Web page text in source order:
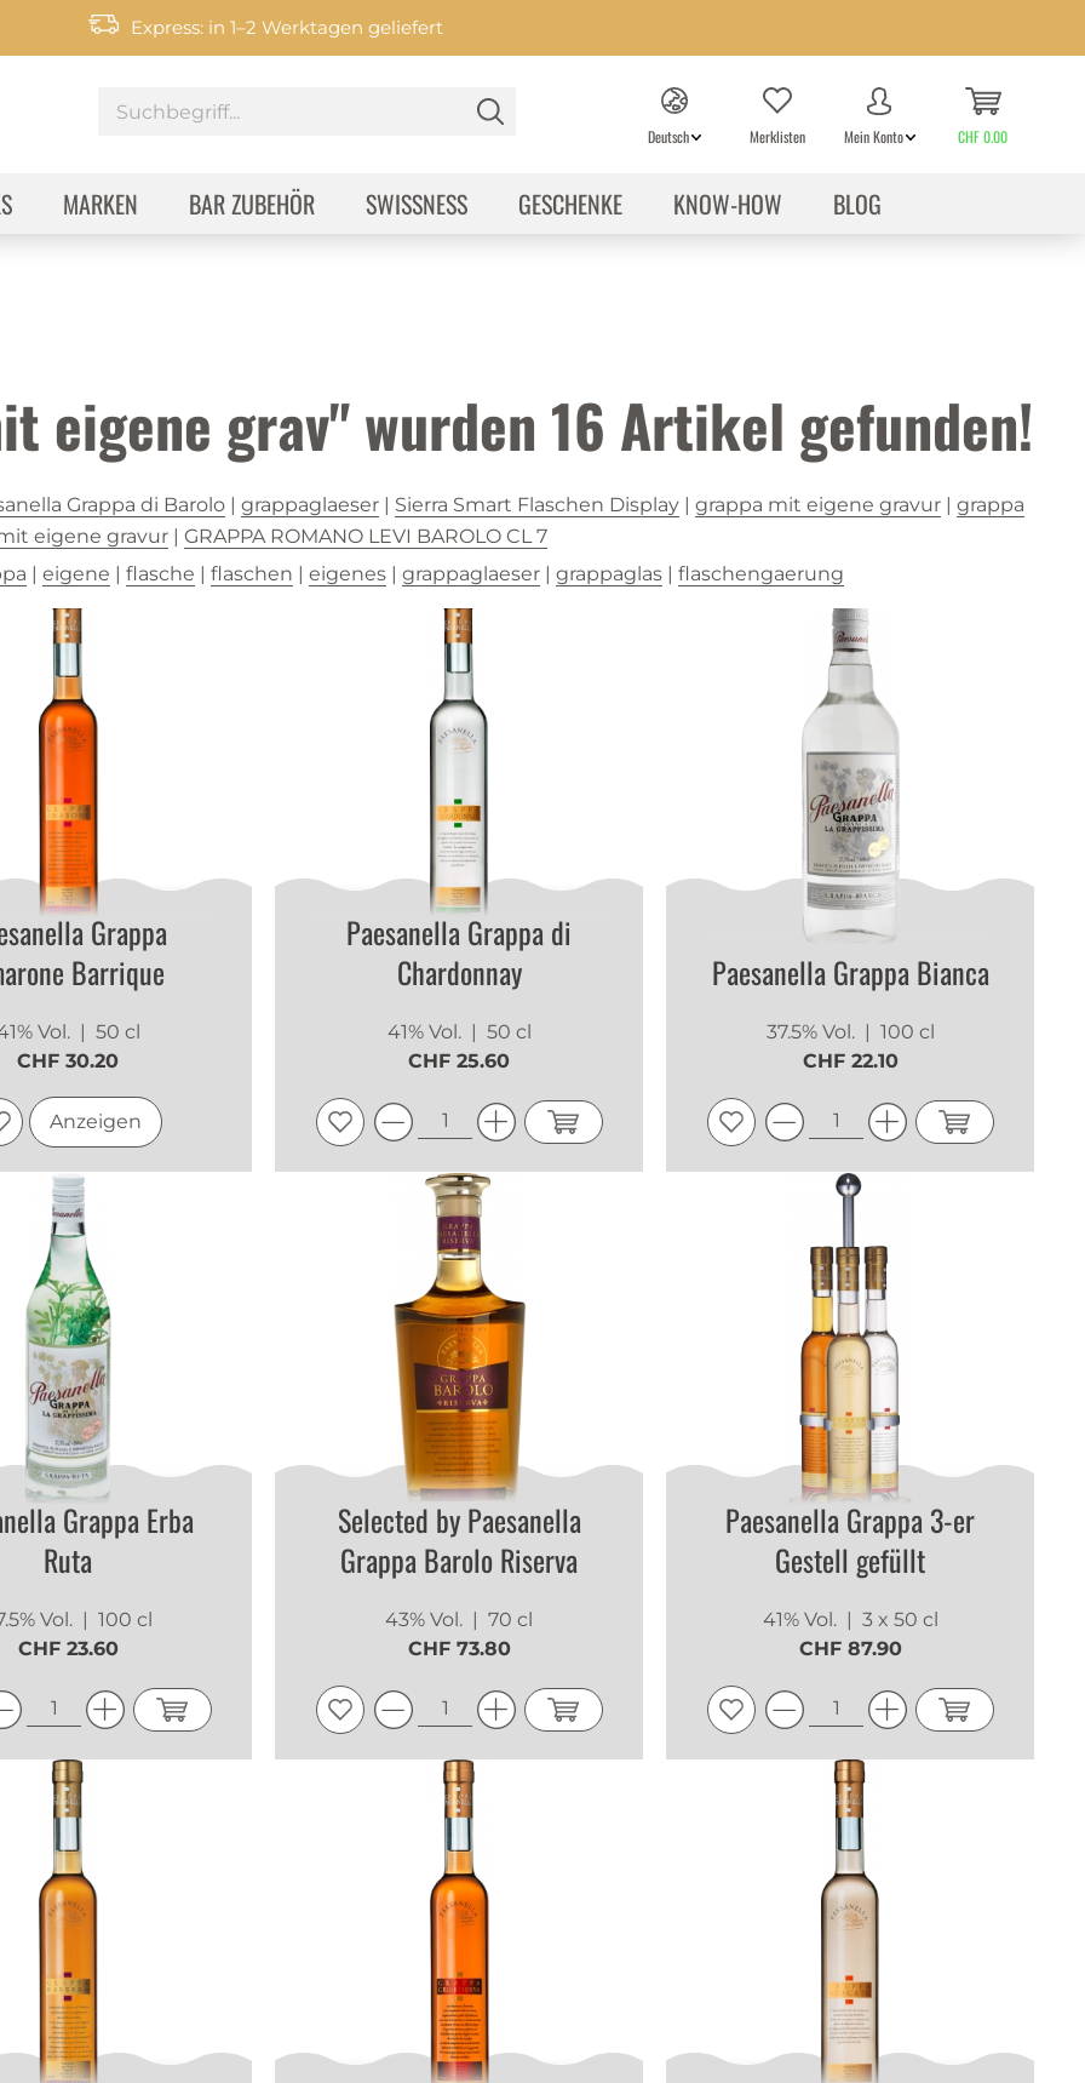
Express: in 1–2 Werktagen geliefert
Deutsch Merklisten Mein Konto CHF 0.00
MARKEN BAR ZUBEHÖR SWISSNESS GESCHENKE KNOW-HOW BLOG
eigene grav" wurden 16 Artikel gefunden!
Grappa di Barolo| grappaglaeser| Sierra Smart Flaschen Display| grappa mit eigene gravur| grappa
eigene gravur | GRAPPA ROMANO LEVI BAROLO CL 7
| eigene | flasche | flaschen | eigenes| grappaglaeser| grappaglas| flaschengaerung
Grappa
Barrique
Vol.
| 50 cl
CHF 30.20
Anzeigen
Paesanella Grappa di
Chardonnay
41% Vol.
| 50 cl
CHF 25.60
Paesanella Grappa Bianca
37.5% Vol.
| 100 cl
CHF 22.10
Grappa Erba
Ruta
Vol. | 100 cl
CHF 23.60
Selected by Paesanella
Grappa Barolo Riserva
43% Vol. | 70 cl
CHF 73.80
Paesanella Grappa 3-er
Gestell gefüllt
41% Vol. | 3 x 50 cl
CHF 87.90